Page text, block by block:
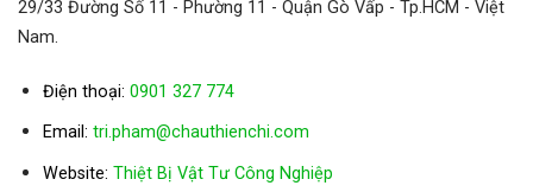
29/33 Đường Số 11 - Phường 11 - Quận Gò Vấp - Tp.HCM - Việt
Nam.
Điện thoại: 0901 327 774
Email: tri.pham@chauthienchi.com
Website: Thiệt Bị Vật Tư Công Nghiệp